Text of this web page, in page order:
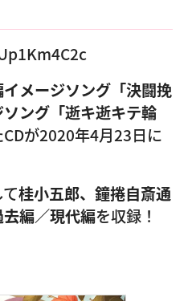
メージソング「決闘挽
ング「逝キ逝キテ輪
が2020年4月23日に
桂小五郎、鐘捲自斎通
編／現代編を収録！